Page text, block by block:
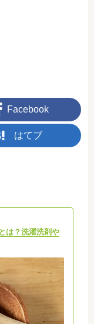
Facebook
はてブ
は？洗濯洗剤や